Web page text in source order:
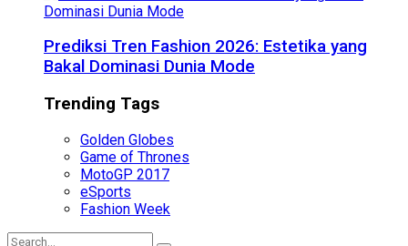
Prediksi Tren Fashion 2026: Estetika yang
Bakal Dominasi Dunia Mode
Trending Tags
Golden Globes
Game of Thrones
MotoGP 2017
eSports
Fashion Week